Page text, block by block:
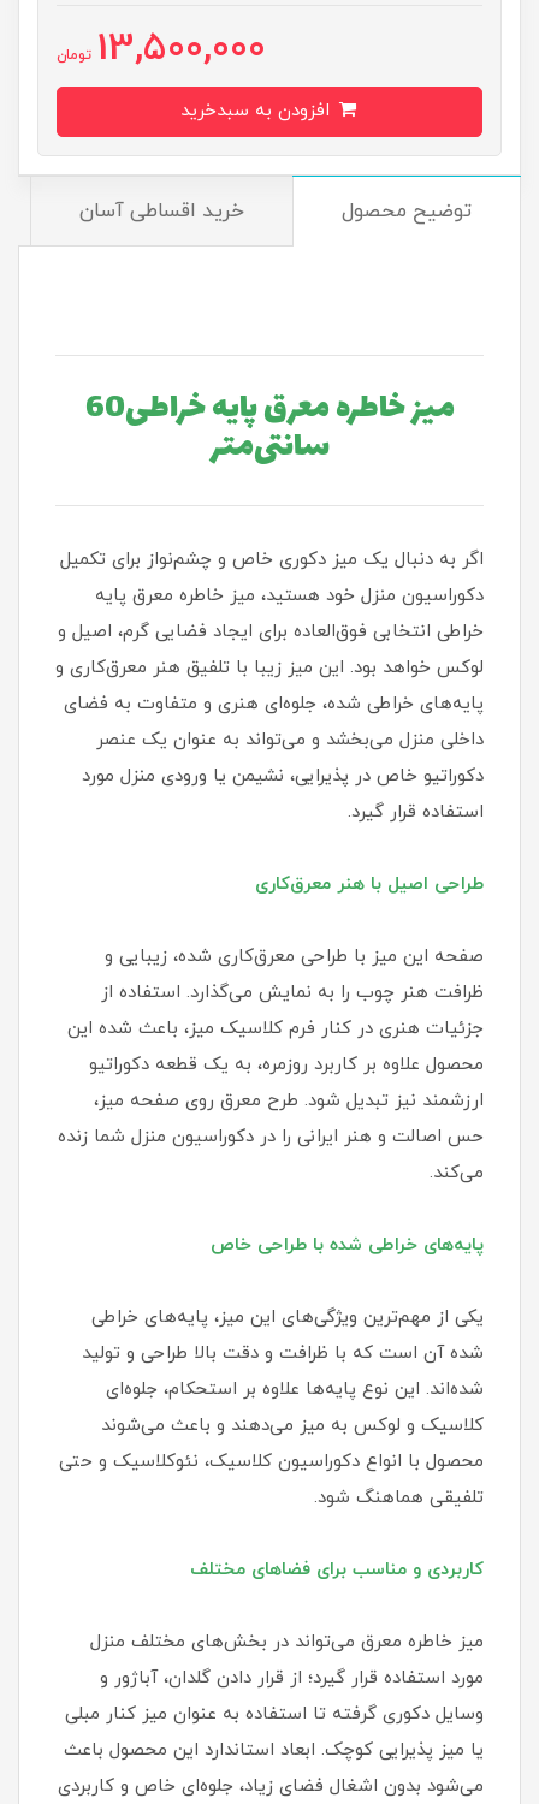
13,500,000 تومان
توضیح محصول خرید اقساطی آسان
میز خاطره معرق پایه خراطی60
سانتی‌متر
اگر به دنبال یک میز دکوری خاص و چشم‌نواز برای تکمیل
دکوراسیون منزل خود هستید، میز خاطره معرق پایه
خراطی انتخابی فوق‌العاده برای ایجاد فضایی گرم، اصیل و
لوکس خواهد بود. این میز زیبا با تلفیق هنر معرق‌کاری و
پایه‌های خراطی شده، جلوه‌ای هنری و متفاوت به فضای
داخلی منزل می‌بخشد و می‌تواند به عنوان یک عنصر
دکوراتیو خاص در پذیرایی، نشیمن یا ورودی منزل مورد
استفاده قرار گیرد.
طراحی اصیل با هنر معرق‌کاری
صفحه این میز با طراحی معرق‌کاری شده، زیبایی و
ظرافت هنر چوب را به نمایش می‌گذارد. استفاده از
جزئیات هنری در کنار فرم کلاسیک میز، باعث شده این
محصول علاوه بر کاربرد روزمره، به یک قطعه دکوراتیو
ارزشمند نیز تبدیل شود. طرح معرق روی صفحه میز،
حس اصالت و هنر ایرانی را در دکوراسیون منزل شما زنده
می‌کند.
پایه‌های خراطی شده با طراحی خاص
یکی از مهم‌ترین ویژگی‌های این میز، پایه‌های خراطی
شده آن است که با ظرافت و دقت بالا طراحی و تولید
شده‌اند. این نوع پایه‌ها علاوه بر استحکام، جلوه‌ای
کلاسیک و لوکس به میز می‌دهند و باعث می‌شوند
محصول با انواع دکوراسیون کلاسیک، نئوکلاسیک و حتی
تلفیقی هماهنگ شود.
کاربردی و مناسب برای فضاهای مختلف
میز خاطره معرق می‌تواند در بخش‌های مختلف منزل
مورد استفاده قرار گیرد؛ از قرار دادن گلدان، آباژور و
وسایل دکوری گرفته تا استفاده به عنوان میز کنار مبلی
یا میز پذیرایی کوچک. ابعاد استاندارد این محصول باعث
می‌شود بدون اشغال فضای زیاد، جلوه‌ای خاص و کاربردی